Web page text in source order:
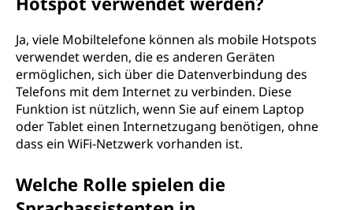
Ja, viele Mobiltelefone können als mobile Hotspots
verwendet werden, die es anderen Geräten
ermöglichen, sich über die Datenverbindung des
Telefons mit dem Internet zu verbinden. Diese
Funktion ist nützlich, wenn Sie auf einem Laptop
oder Tablet einen Internetzugang benötigen, ohne
dass ein WiFi-Netzwerk vorhanden ist.
Welche Rolle spielen die